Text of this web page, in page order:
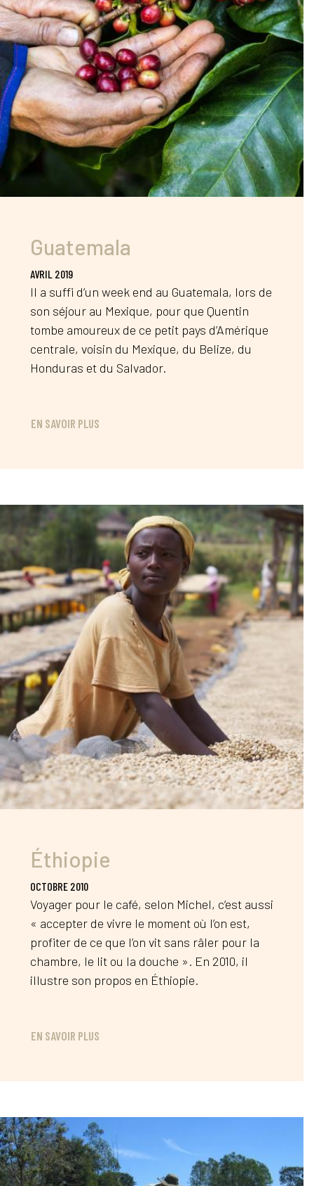
Guatemala
AVRIL 2019
Il a suffi d’un week end au Guatemala, lors de
son séjour au Mexique, pour que Quentin
tombe amoureux de ce petit pays d’Amérique
centrale, voisin du Mexique, du Belize, du
Honduras et du Salvador.
EN SAVOIR PLUS
Éthiopie
OCTOBRE 2010
Voyager pour le café, selon Michel, c’est aussi
« accepter de vivre le moment où l’on est,
profiter de ce que l’on vit sans râler pour la
chambre, le lit ou la douche ». En 2010, il
illustre son propos en Éthiopie.
EN SAVOIR PLUS